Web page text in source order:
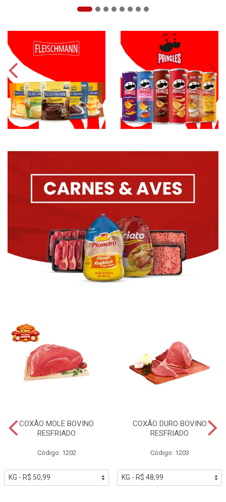
COXÃO MOLE BOVINO
RESFRIADO
Código: 1202
COXÃO DURO BOVINO
RESFRIADO
Código: 1203